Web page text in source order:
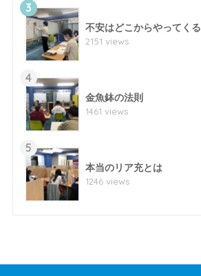
3
不安はどこからやってくる
2151 views
4
金魚鉢の法則
1461 views
5
本当のリア充とは
1246 views